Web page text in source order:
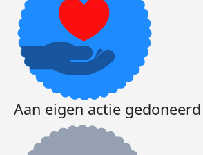
Aan eigen actie gedoneerd